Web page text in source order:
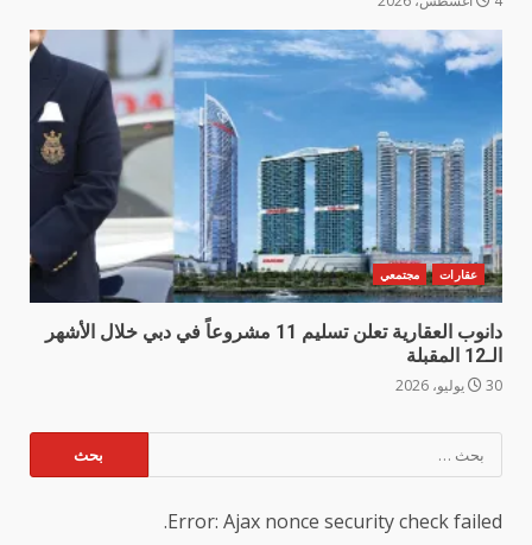
عقارات مجتمعي
دانوب العقارية تعلن تسليم 11 مشروعاً في دبي خلال الأشهر
الـ12 المقبلة
30 يوليو، 2026
عن:
Error: Ajax nonce security check failed.